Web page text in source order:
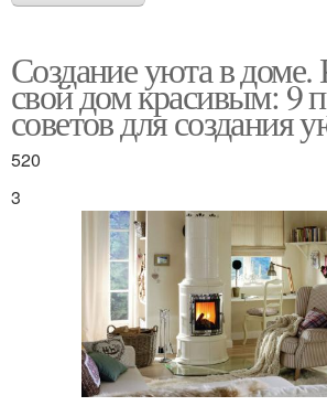
Создание уюта в доме.
свой дом красивым: 9
советов для создания
520
3